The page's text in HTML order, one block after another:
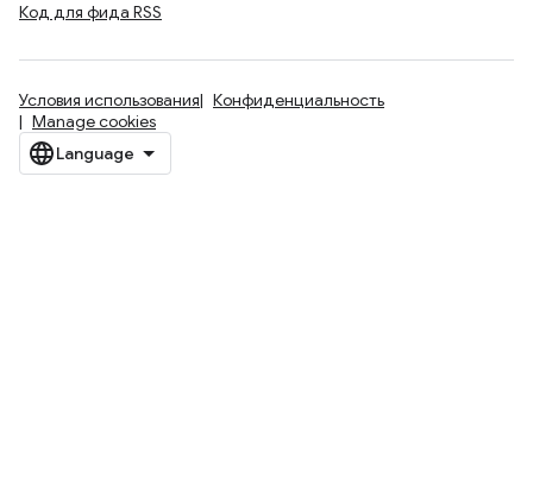
Код для фида RSS
Условия использования
Конфиденциальность
Manage cookies